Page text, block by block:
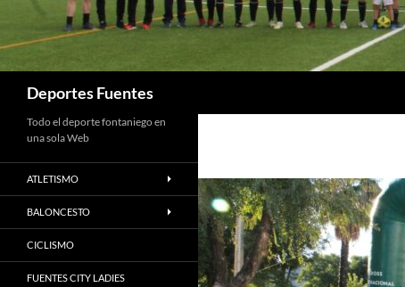
Deportes Fuentes
Todo el deporte fontaniego en
una sola Web
ATLETISMO
BALONCESTO
CICLISMO
FUENTES CITY LADIES